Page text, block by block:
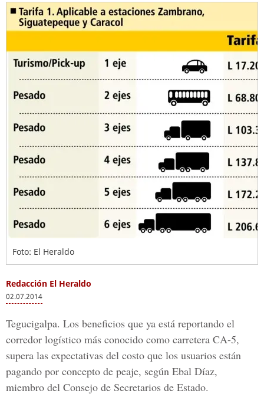
Foto: El Heraldo
Redacción El Heraldo
02.07.2014
Tegucigalpa. Los beneficios que ya está reportando el
corredor logístico más conocido como carretera CA-5,
supera las expectativas del costo que los usuarios están
pagando por concepto de peaje, según Ebal Díaz,
miembro del Consejo de Secretarios de Estado.